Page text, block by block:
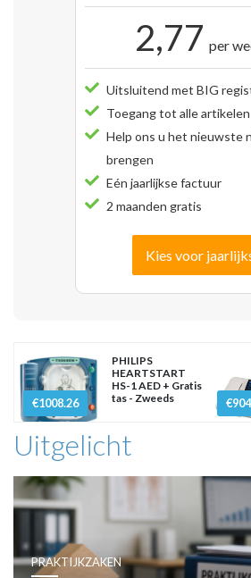
2,77 per
Uitsluitend met BIG
Toegang tot alle artikelen
Help ons u het nieuwste
brengen
Eén jaarlijkse factuur
2 maanden gratis
Kies voor
€1008.26
PHILIPS
HEARTSTART
HS-1 AED + Gratis
tas - Zweeds
Uitgelicht
PRAKTIJKZAKEN